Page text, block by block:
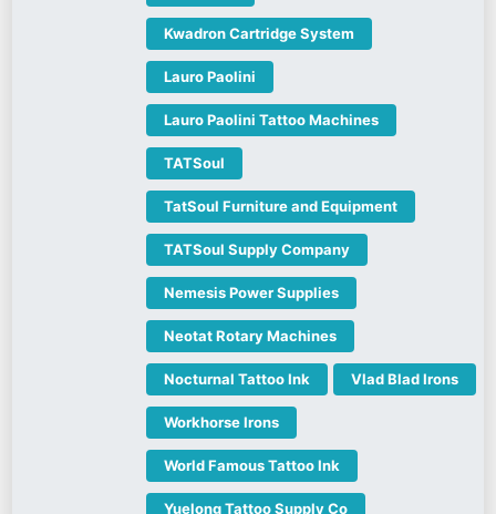
Kwadron Cartridge System
Lauro Paolini
Lauro Paolini Tattoo Machines
TATSoul
TatSoul Furniture and Equipment
TATSoul Supply Company
Nemesis Power Supplies
Neotat Rotary Machines
Nocturnal Tattoo Ink Vlad Blad Irons
Workhorse Irons
World Famous Tattoo Ink
Yuelong Tattoo Supply Co